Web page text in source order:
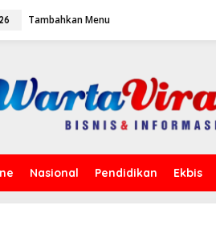
Tambahkan Menu
Nasional Pendidikan Ekbis